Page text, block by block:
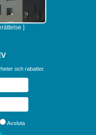
]
och rabatter.
Avsluta